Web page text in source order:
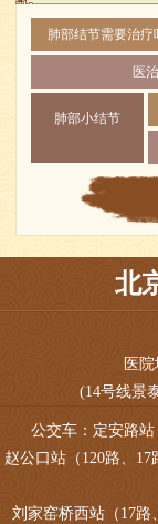
肺部结节需要治疗
医
肺部小结节
北
医
(14号线景
公交车：定安路站
赵公口站（120路、17
刘家窑桥西站（17路